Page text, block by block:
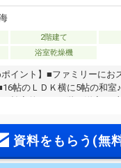
2階建て
浴室乾燥機
ポイント】■ファミリーにお
帖のＬＤＫ横に5帖の和室
時間ＵＰ♪■トイレは2か所
ポイント】■コンビニすぐ
資料をもらう(無